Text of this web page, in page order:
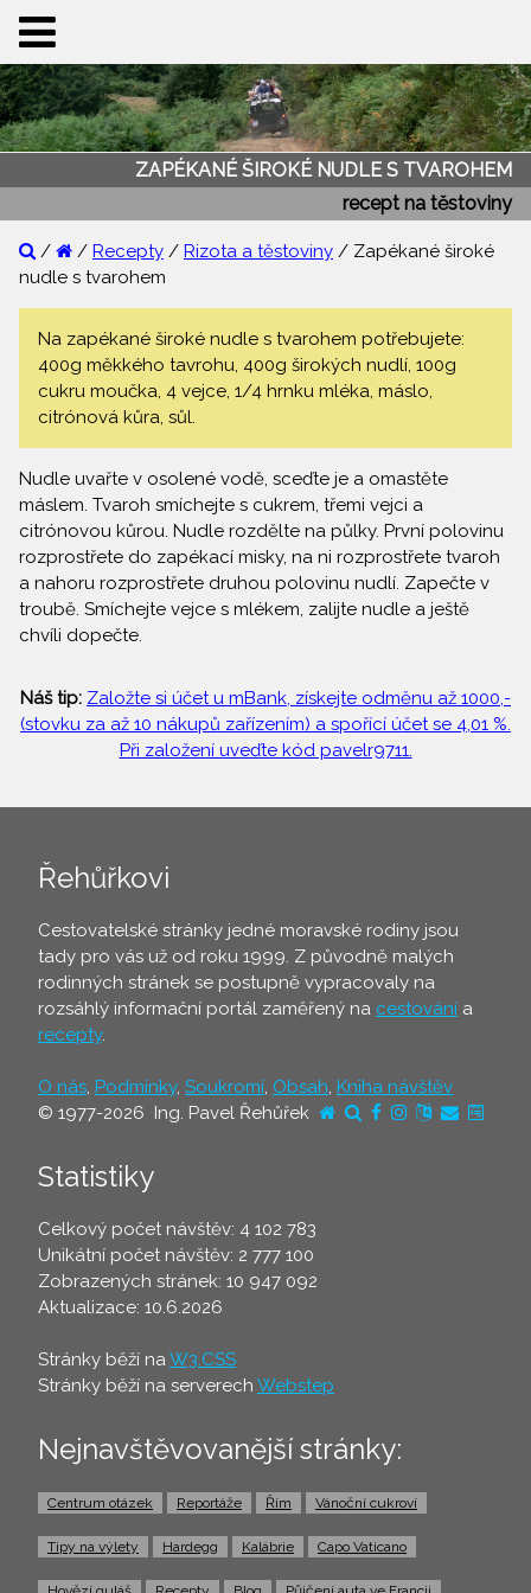
ZAPÉKANÉ ŠIROKÉ NUDLE S TVAROHEM
recept na těstoviny
/ / Recepty / Rizota a těstoviny / Zapékané široké
nudle s tvarohem
Na zapékané široké nudle s tvarohem potřebujete:
400g měkkého tavrohu, 400g širokých nudlí, 100g
cukru moučka, 4 vejce, 1/4 hrnku mléka, máslo,
citrónová kůra, sůl.
Nudle uvařte v osolené vodě, sceďte je a omastěte
máslem. Tvaroh smíchejte s cukrem, třemi vejci a
citrónovou kůrou. Nudle rozdělte na půlky. První polovinu
rozprostřete do zapékací misky, na ni rozprostřete tvaroh
a nahoru rozprostřete druhou polovinu nudlí. Zapečte v
troubě. Smíchejte vejce s mlékem, zalijte nudle a ještě
chvíli dopečte.
Náš tip: Založte si účet u mBank, získejte odměnu až 1000,-
(stovku za až 10 nákupů zařízením) a spořící účet se 4,01 %.
Při založení uveďte kód pavelr9711.
Řehůřkovi
Cestovatelské stránky jedné moravské rodiny jsou
tady pro vás už od roku 1999. Z původně malých
rodinných stránek se postupně vypracovaly na
rozsáhlý informační portál zaměřený na cestování a
recepty.
O nás, Podmínky, Soukromí, Obsah, Kniha návštěv
© 1977-2026 Ing. Pavel Řehůřek
Statistiky
Celkový počet návštěv: 4 102 783
Unikátní počet návštěv: 2 777 100
Zobrazených stránek: 10 947 092
Aktualizace: 10.6.2026
Stránky běží naW3.CSS
Stránky běží na serverech Webstep
Nejnavštěvovanější stránky:
Centrum otázek Reportáže Řím Vánoční cukroví
Tipy na výlety Hardegg Kalábrie Capo Vaticano